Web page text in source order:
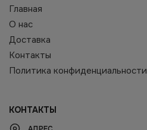
Главная
О нас
Доставка
Контакты
Политика конфиденциальности
КОНТАКТЫ